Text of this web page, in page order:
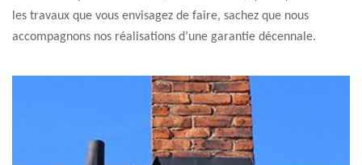
les travaux que vous envisagez de faire, sachez que nous
accompagnons nos réalisations d’une garantie décennale.